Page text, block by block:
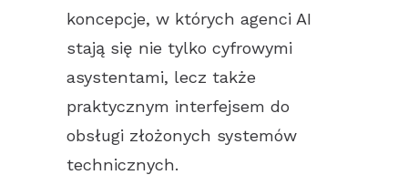
koncepcje, w których agenci AI
stają się nie tylko cyfrowymi
asystentami, lecz także
praktycznym interfejsem do
obsługi złożonych systemów
technicznych.